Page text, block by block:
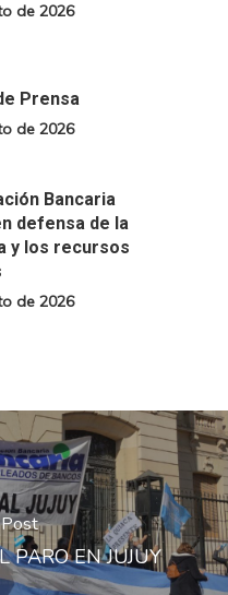
de 2026
Prensa
de 2026
Bancaria
defensa de la
y los recursos
de 2026
PARO EN JUJUY